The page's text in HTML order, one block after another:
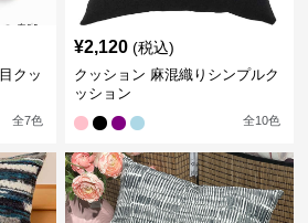
クッ
全7色
¥2,120 (税込)
クッション 麻混織りシンプルク
ッション
全10色